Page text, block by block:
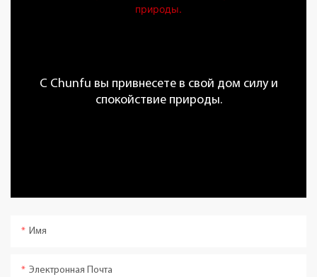
С Chunfu вы привнесете в свой дом силу и
спокойствие природы.
Имя
Электронная Почта